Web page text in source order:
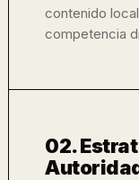
contenido
competencia
02.